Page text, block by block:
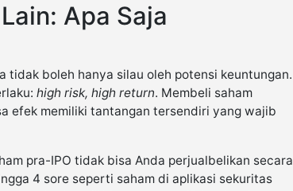
Apa Saja
tidak boleh hanya silau oleh potensi keuntungan.
high risk, high return. Membeli saham
efek memiliki tantangan tersendiri yang wajib
pra-IPO tidak bisa Anda perjualbelikan secara
4 sore seperti saham di aplikasi sekuritas